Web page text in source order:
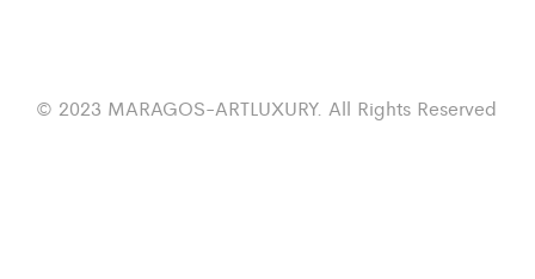
© 2023 MARAGOS-ARTLUXURY. All Rights Reserved